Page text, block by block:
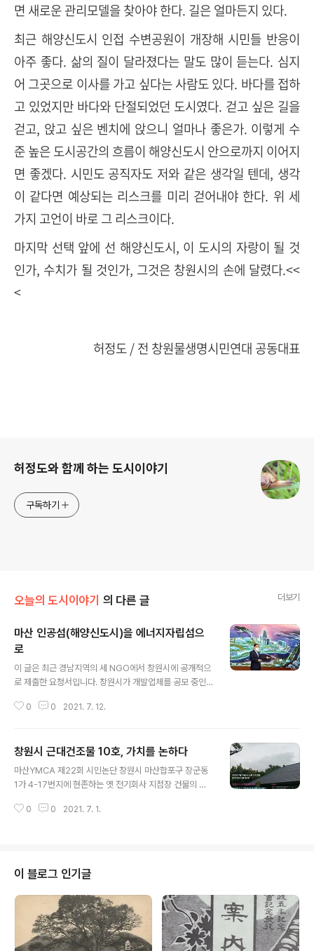
면 새로운 관리모델을 찾아야 한다. 길은 얼마든지 있다.
최근 해양신도시 인접 수변공원이 개장해 시민들 반응이
아주 좋다. 삶의 질이 달라졌다는 말도 많이 듣는다. 심지
어 그곳으로 이사를 가고 싶다는 사람도 있다. 바다를 접하
고 있었지만 바다와 단절되었던 도시였다. 걷고 싶은 길을
걷고, 앉고 싶은 벤치에 앉으니 얼마나 좋은가. 이렇게 수
준 높은 도시공간의 흐름이 해양신도시 안으로까지 이어지
면 좋겠다. 시민도 공직자도 저와 같은 생각일 텐데, 생각
이 같다면 예상되는 리스크를 미리 걷어내야 한다. 위 세
가지 고언이 바로 그 리스크이다.
마지막 선택 앞에 선 해양신도시, 이 도시의 자랑이 될 것
인가, 수치가 될 것인가, 그것은 창원시의 손에 달렸다.<<
<
허정도 / 전 창원물생명시민연대 공동대표
허정도와 함께 하는 도시이야기
구독하기
오늘의 도시이야기 의 다른 글 더보기
마산 인공섬(해양신도시)을 에너지자립섬으
로
이 글은 최근 경남지역의 세 NGO에서 창원시에 공개적으
로 제출한 요청서입니다. 창원시가 개발업체를 공모 중인
만들자는 내용입니다. 마산 인공섬을 에너지자립섬으로 개
공) 기후위기는 코로나와 함께 이 시대에 가장 많이 사용하
는 말이 됐습니다. 정부와 국회는 한 목소리로 기후위기를
인정하고 적극 대응해야 한다고 주장합니다. 경남도와 창
고 탄소 중립을 주장합니다. 그래서 마산의 인공섬인 해양
0 0 2021. 7. 12.
창원시 근대건조물 10호, 가치를 논하다
마산YMCA 제22회 시민논단 창원시 마산합포구 장군동
1가 4-17번지에 현존하는 옛 전기회사 지점장 건물의 보
원회가 심의한 뒤 그 가치를 인정해 ‘창원시 근대건조물 제
다. 그중 근대기 유산은 도시 형성기의 모습을 알 수 있다는
점에서 중요성이 크다. 일제가 남긴 건물이라도 마찬가지
다. 근대건조물로 결정된 뒤 이 건물에 대한 명칭이 적절한
가에 대한 논란이 있었다. 전기회사는 맞지만 그 전기회사
가 한일와사전기인지 일한와사전기인지 아니면 경성전기
인지 등에 대한 의견이 분분했다. 건축연..
0 0 2021. 7. 1.
이 블로그 인기글